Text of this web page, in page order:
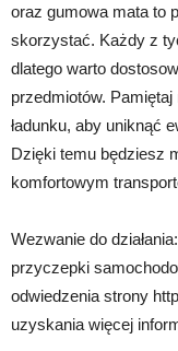
oraz gumowa mata to
skorzystać. Każdy z
dlatego warto
przedmiotów.
ładunku, aby uniknąć
Dzięki temu będziesz
komfortowym
Wezwanie do
przyczepki
odwiedzenia strony
uzyskania więcej